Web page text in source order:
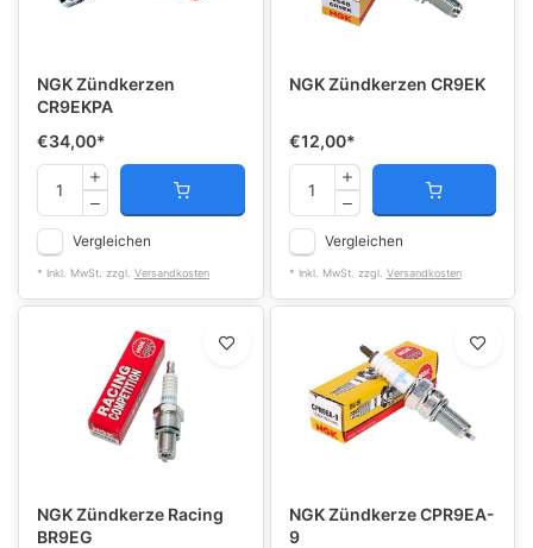
NGK Zündkerzen
CR9EKPA
€34,00*
Vergleichen
* Inkl. MwSt. zzgl. Versandkosten
NGK Zündkerzen CR9EK
€12,00*
Vergleichen
* Inkl. MwSt. zzgl. Versandkosten
NGK Zündkerze Racing
BR9EG
NGK Zündkerze CPR9EA-
9